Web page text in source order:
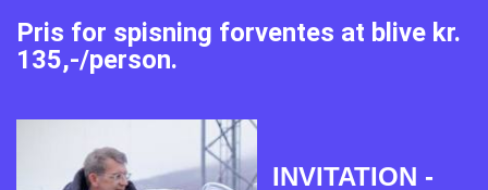
Pris for spisning forventes at blive kr.
135,-/person.
INVITATION -